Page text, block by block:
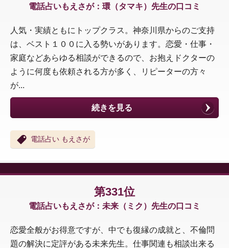
電話占いもえさが：環（タマキ）先生の口コミ
人気・実績ともにトップクラス。神奈川県からのご支持
は、ベスト１００に入る勢いがあります。恋愛・仕事・
家庭などあらゆる相談ができるので、お抱えドクターの
ように何度も依頼される方が多く、リピーターの方々
が...
続きを見る
電話占い もえさが
第331位
電話占いもえさが：未来（ミク）先生の口コミ
恋愛全般がお得意ですが、中でも復縁の成就と、不倫問
題の解決に定評がある未来先生。仕事関連も相談出来る